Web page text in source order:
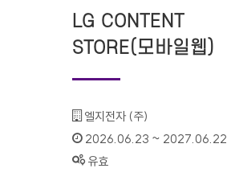
LG CONTENT
STORE(모바일웹)
기관명 :
엘지전자 (주)
인증기간 :
2026.06.23 ~ 2027.06.22
상태 :
유효